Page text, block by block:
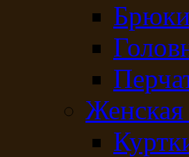
Брюки